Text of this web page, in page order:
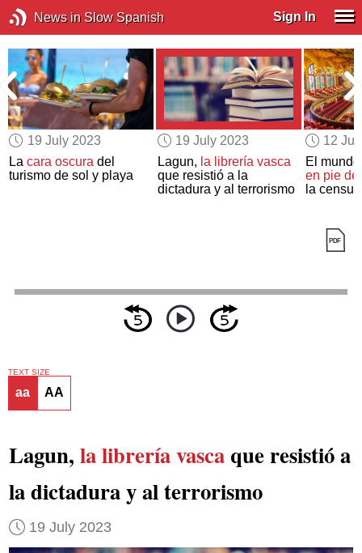
News in Slow Spanish Sign In
19 July 2023
Lacara oscura del
turismo de sol y playa
19 July 2023
Lagun, la librería vasca
que resistió a la
dictadura y al terrorismo
12
El
en pie de
la
TEXT SIZE
aa AA
Lagun, la librería vascaque resistió a
la dictadura y al terrorismo
19 July 2023